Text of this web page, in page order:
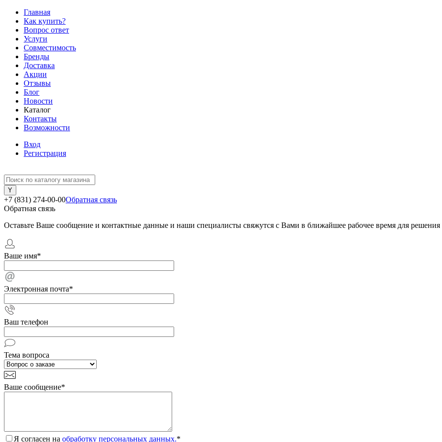
Главная
Как купить?
Вопрос ответ
Услуги
Совместимость
Бренды
Доставка
Акции
Отзывы
Блог
Новости
Каталог
Контакты
Возможности
Вход
Регистрация
+7 (831) 274-00-00Обратная связь
Обратная связь
Оставьте Ваше сообщение и контактные данные и наши специалисты свяжутся с Вами в ближайшее рабочее время для
Ваше имя*
Электронная почта*
Ваш телефон
Тема вопроса
Ваше сообщение*
Я согласен на обработку персональных данных.*